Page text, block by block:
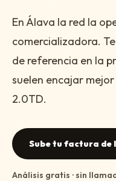
En Álava la red la
comercializadora.
de referencia en la
suelen encajar
2.0TD.
Sube tu factura de
Análisis gratis · sin